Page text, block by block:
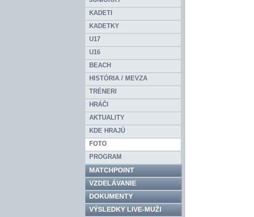
KADETI
KADETKY
U17
U16
BEACH
HISTÓRIA / MEVZA
TRÉNERI
HRÁČI
AKTUALITY
KDE HRAJÚ
FOTO
PROGRAM
MATCHPOINT
VZDELÁVANIE
DOKUMENTY
VÝSLEDKY LIVE-MUŽI